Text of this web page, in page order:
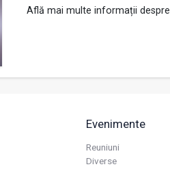
Află mai multe informații despre
Evenimente
Reuniuni
Diverse